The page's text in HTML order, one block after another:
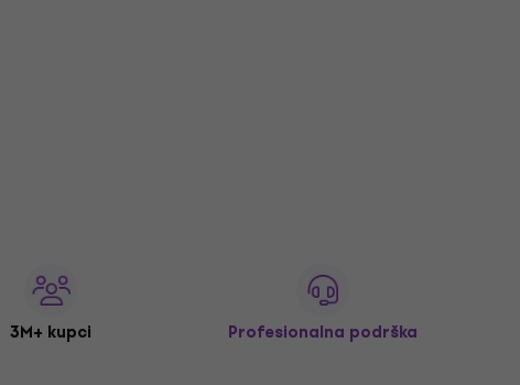
3M+ kupci Profesionalna podrška